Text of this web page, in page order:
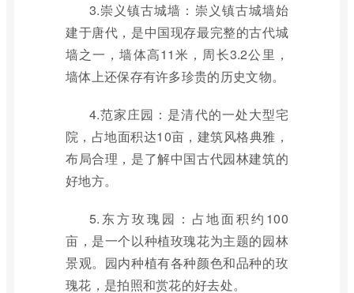
3.崇义镇古城墙：崇义镇古城墙始
建于唐代，是中国现存最完整的古代城
墙之一，墙体高11米，周长3.2公里，
墙体上还保存有许多珍贵的历史文物。
4.范家庄园：是清代的一处大型宅
院，占地面积达10亩，建筑风格典雅，
布局合理，是了解中国古代园林建筑的
好地方。
5.东方玫瑰园：占地面积约100
亩，是一个以种植玫瑰花为主题的园林
景观。园内种植有各种颜色和品种的玫
瑰花，是拍照和赏花的好去处。